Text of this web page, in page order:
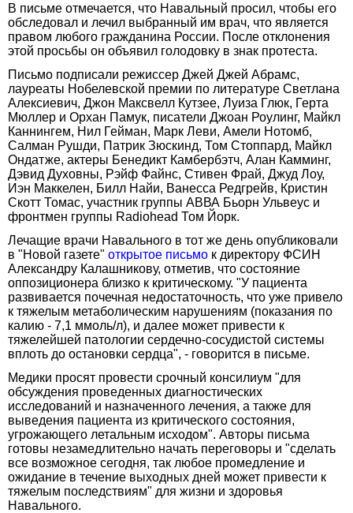
В письме отмечается, что Навальный просил, чтобы его
обследовал и лечил выбранный им врач, что является
правом любого гражданина России. После отклонения
этой просьбы он объявил голодовку в знак протеста.
Письмо подписали режиссер Джей Джей Абрамс,
лауреаты Нобелевской премии по литературе Светлана
Алексиевич, Джон Максвелл Кутзее, Луиза Глюк, Герта
Мюллер и Орхан Памук, писатели Джоан Роулинг, Майкл
Каннингем, Нил Гейман, Марк Леви, Амели Нотомб,
Салман Рушди, Патрик Зюскинд, Том Стоппард, Майкл
Ондатже, актеры Бенедикт Камбербэтч, Алан Камминг,
Дэвид Духовны, Рэйф Файнс, Стивен Фрай, Джуд Лоу,
Иэн Маккелен, Билл Найи, Ванесса Редгрейв, Кристин
Скотт Томас, участник группы АВВА Бьорн Ульвеус и
фронтмен группы Radiohead Том Йорк.
Лечащие врачи Навального в тот же день опубликовали
в "Новой газете" открытое письмо к директору ФСИН
Александру Калашникову, отметив, что состояние
оппозиционера близко к критическому. "У пациента
развивается почечная недостаточность, что уже привело
к тяжелым метаболическим нарушениям (показания по
калию - 7,1 ммоль/л), и далее может привести к
тяжелейшей патологии сердечно-сосудистой системы
вплоть до остановки сердца", - говорится в письме.
Медики просят провести срочный консилиум "для
обсуждения проведенных диагностических
исследований и назначенного лечения, а также для
выведения пациента из критического состояния,
угрожающего летальным исходом". Авторы письма
готовы незамедлительно начать переговоры и "сделать
все возможное сегодня, так любое промедление и
ожидание в течение выходных дней может привести к
тяжелым последствиям" для жизни и здоровья
Навального.